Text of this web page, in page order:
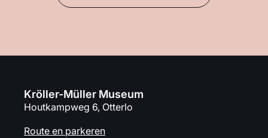
Kröller-Müller Museum
Houtkampweg 6, Otterlo
Route en parkeren